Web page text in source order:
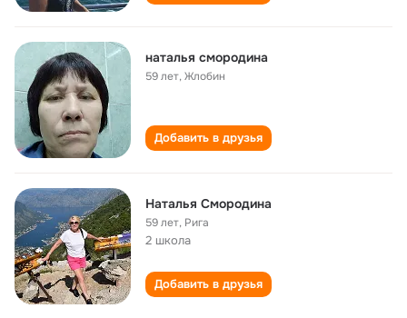
наталья смородина
59 лет,Жлобин
Добавить в друзья
Наталья Смородина
59 лет, Рига
2 школа
Добавить в друзья